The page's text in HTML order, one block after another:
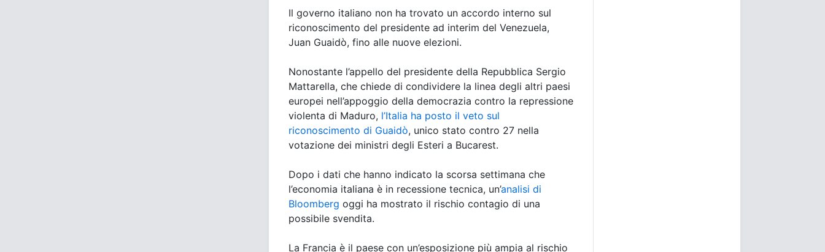
Il governo italiano non ha trovato un accordo interno sul
riconoscimento del presidente ad interim del Venezuela,
Juan Guaidò, fino alle nuove elezioni.
Nonostante l’appello del presidente della Repubblica Sergio
Mattarella, che chiede di condividere la linea degli altri paesi
europei nell’appoggio della democrazia contro la repressione
violenta di Maduro, l’Italia ha posto il veto sul
riconoscimento di Guaidò, unico stato contro 27 nella
votazione dei ministri degli Esteri a Bucarest.
Dopo i dati che hanno indicato la scorsa settimana che
l’economia italiana è in recessione tecnica, un’analisi di
Bloomberg oggi ha mostrato il rischio contagio di una
possibile svendita.
La Francia è il paese con un’esposizione più ampia al rischio